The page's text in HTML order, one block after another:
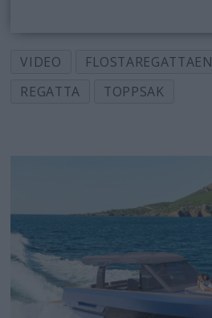
VIDEO FLOSTAREGATTAEN
REGATTA
TOPPSAK